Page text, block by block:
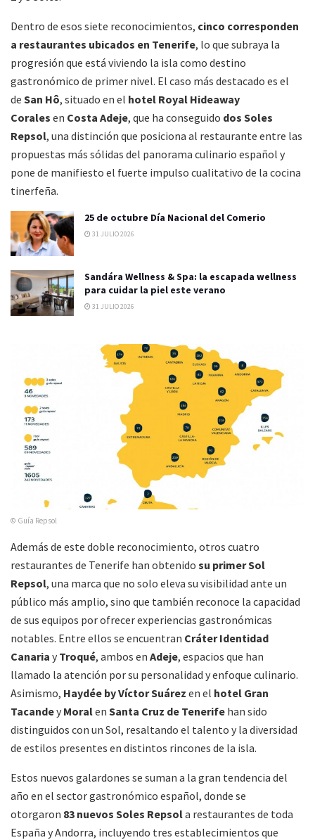
Dentro de esos siete reconocimientos, cinco corresponden
a restaurantes ubicados en Tenerife, lo que subraya la
progresión que está viviendo la isla como destino
gastronómico de primer nivel. El caso más destacado es el
de San Hô, situado en el hotel Royal Hideaway
Corales en Costa Adeje, que ha conseguido dos Soles
Repsol, una distinción que posiciona al restaurante entre las
propuestas más sólidas del panorama culinario español y
pone de manifiesto el fuerte impulso cualitativo de la cocina
tinerfeña.
25 de octubre Día Nacional del Comerio
31 JULIO 2026
Sandára Wellness & Spa: la escapada wellness
para cuidar la piel este verano
31 JULIO 2026
© Guía Repsol
Además de este doble reconocimiento, otros cuatro
restaurantes de Tenerife han obtenido su primer Sol
Repsol, una marca que no solo eleva su visibilidad ante un
público más amplio, sino que también reconoce la capacidad
de sus equipos por ofrecer experiencias gastronómicas
notables. Entre ellos se encuentran Cráter Identidad
Canaria y Troqué, ambos en Adeje, espacios que han
llamado la atención por su personalidad y enfoque culinario.
Asimismo, Haydée by Víctor Suárez en el hotel Gran
Tacandey Moralen Santa Cruz de Tenerife han sido
distinguidos con un Sol, resaltando el talento y la diversidad
de estilos presentes en distintos rincones de la isla.
Estos nuevos galardones se suman a la gran tendencia del
año en el sector gastronómico español, donde se
otorgaron 83 nuevos Soles Repsola restaurantes de toda
España y Andorra, incluyendo tres establecimientos que